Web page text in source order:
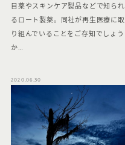
目薬やスキンケア製品などで知られ
るロート製薬。同社が再生医療に取
り組んでいることをご存知でしょう
か…
2020.06.30